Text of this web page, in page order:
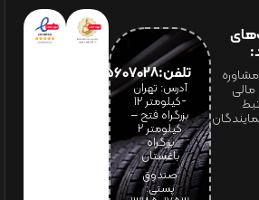
مالی
تلفن:65607028(021)
آدرس: تهران
-کیلومتر 12
بزرگراه فتح –
کیلومتر ۲
بزرگراه
باغستان
صندوق
پستی: